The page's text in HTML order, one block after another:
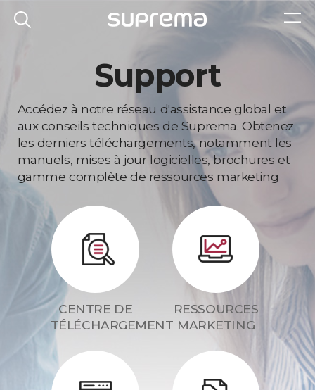
Support
Accédez à notre réseau d'assistance global et
aux conseils techniques de Suprema. Obtenez
les derniers téléchargements, notamment les
manuels, mises à jour logicielles, brochures et
gamme complète de ressources marketing
CENTRE DE
TÉLÉCHARGEMENT
RESSOURCES
MARKETING